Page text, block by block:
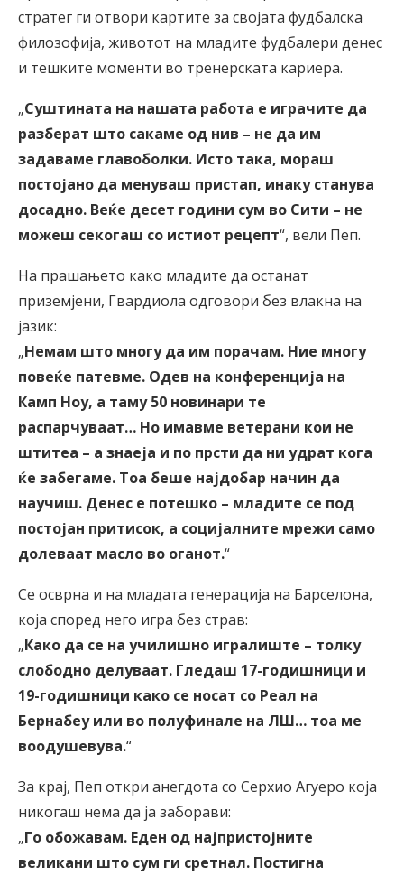
стратег ги отвори картите за својата фудбалска
филозофија, животот на младите фудбалери денес
и тешките моменти во тренерската кариера.
„Суштината на нашата работа е играчите да
разберат што сакаме од нив – не да им
задаваме главоболки. Исто така, мораш
постојано да менуваш пристап, инаку станува
досадно. Веќе десет години сум во Сити – не
можеш секогаш со истиот рецепт“, вели Пеп.
На прашањето како младите да останат
приземјени, Гвардиола одговори без влакна на
јазик:
„Немам што многу да им порачам. Ние многу
повеќе патевме. Одев на конференција на
Камп Ноу, а таму 50 новинари те
распарчуваат… Но имавме ветерани кои не
штитеа – а знаеја и по прсти да ни удрат кога
ќе забегаме. Тоа беше најдобар начин да
научиш. Денес е потешко – младите се под
постојан притисок, а социјалните мрежи само
долеваат масло во оганот.“
Се осврна и на младата генерација на Барселона,
која според него игра без страв:
„Како да се на училишно игралиште – толку
слободно делуваат. Гледаш 17-годишници и
19-годишници како се носат со Реал на
Бернабеу или во полуфинале на ЛШ… тоа ме
воодушевува.“
За крај, Пеп откри анегдота со Серхио Агуеро која
никогаш нема да ја заборави:
„Го обожавам. Еден од најпристојните
великани што сум ги сретнал. Постигна